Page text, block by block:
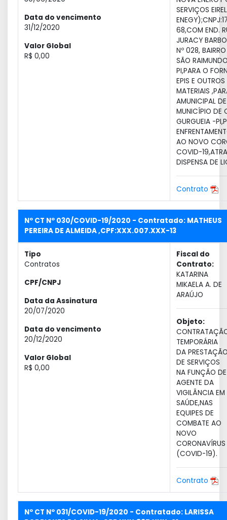
Data do vencimento
31/12/2020
Valor Global
R$ 0,00
SERVIÇOS
68,COM END.
JURACY
Nº 028,
SÃO
PI,PARA O
EPIS E
MATERIAIS
AMUNICIPAL
MUNICÍPIO DE
GURGUEIA -
AO NOVO
COVID-
DISPENSA DE
Contrato
Nº CT Nº 030/COVID-19/2020 - Contratado: MATHEUS
PEREIRA DE ALMEIDA ,CPF:XXX.007.XXX-13
Tipo
Contratos
CPF/CNPJ
Data da Assinatura
20/07/2020
Data do vencimento
20/12/2020
Valor Global
R$ 0,00
Fiscal do
Contrato:
KATARINA
MIKAELA A. DE
ARAÚJO
Objeto:
TEMPORÁRIA
DA
DE SERVIÇOS
NA FUNÇÃO DE
AGENTE DA
VIGILÂNCIA EM
SAÚDE,NAS
EQUIPES DE
COMBATE AO
NOVO
CORONAVÍRUS
(COVID-19).
Contrato
Nº CT Nº 031/COVID-19/2020 - Contratado: LARISSA